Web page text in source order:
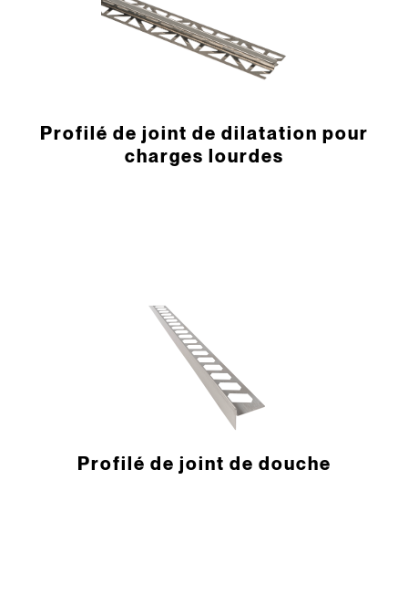
­Profilé de joint de dilatation pour
charges lourdes
­Profilé de joint de douche